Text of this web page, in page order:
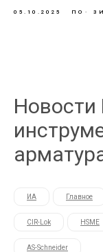
05.10.2025 ПО 3И
ИА Главное
CIR-Lok HSME
AS-Schneider